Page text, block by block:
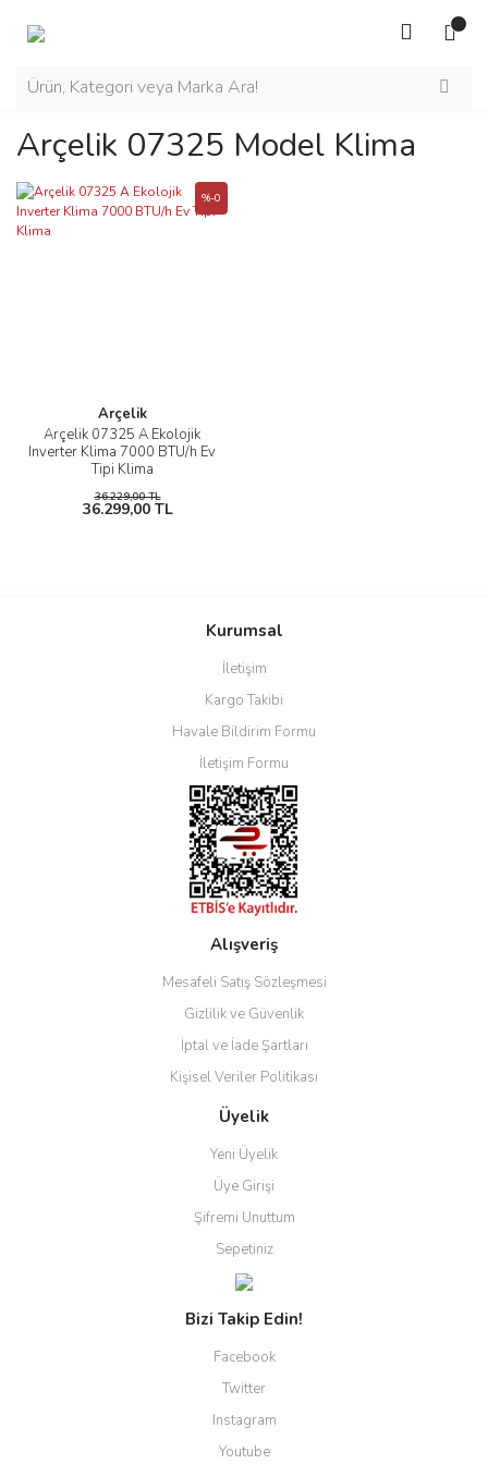
Arçelik 07325 Model Klima
Arçelik
Arçelik 07325 A Ekolojik
Inverter Klima 7000 BTU/h Ev
Tipi Klima
%-0
36.229,00 TL
36.299,00 TL
Kurumsal
İletişim
Kargo Takibi
Havale Bildirim Formu
İletişim Formu
Alışveriş
Mesafeli Satış Sözleşmesi
Gizlilik ve Güvenlik
İptal ve İade Şartları
Kişisel Veriler Politikası
Üyelik
Yeni Üyelik
Üye Girişi
Şifremi Unuttum
Sepetiniz
Bizi Takip Edin!
Facebook
Twitter
Instagram
Youtube